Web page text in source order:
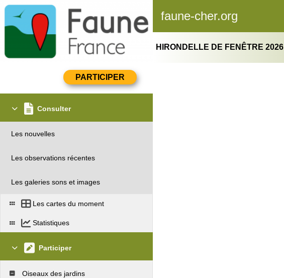
faune-cher.org
Consulter
Les nouvelles
Les observations récentes
Les galeries sons et images
Les cartes du moment
Statistiques
Participer
Oiseaux des jardins
HIRONDELLE DE FENÊTRE 2026